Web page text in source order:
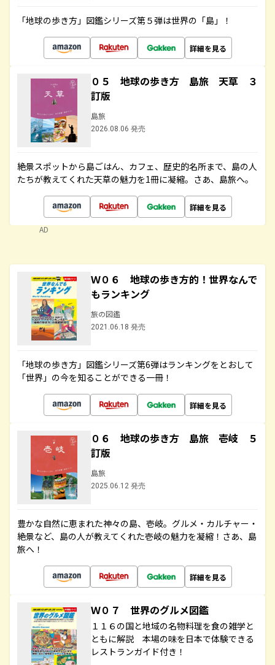
「地球の歩き方」図鑑シリーズ第５弾は世界の「島」！
詳細を見る
０５ 地球の歩き方 島旅 天草 ３
訂版
島旅
2026.08.06 発売
絶景スポットから島ごはん、カフェ、歴史的名所まで、島の人
たちが教えてくれた天草の魅力を1冊に凝縮。さあ、島旅へ。
詳細を見る
AD
Ｗ０６ 地球の歩き方的！世界なんで
もランキング
旅の図鑑
2021.06.18 発売
「地球の歩き方」図鑑シリーズ第6弾はランキングをとおして
「世界」の今を知ることができる一冊！
詳細を見る
０６ 地球の歩き方 島旅 壱岐 ５
訂版
島旅
2025.06.12 発売
豊かな自然に恵まれた神々の島、壱岐。グルメ・カルチャー・
絶景など、島の人が教えてくれた壱岐の魅力を凝縮！さあ、島
旅へ！
詳細を見る
Ｗ０７ 世界のグルメ図鑑
１１６の国と地域の名物料理を食の雑学と
ともに解説 本場の味を日本で体験できる
レストランガイド付き！